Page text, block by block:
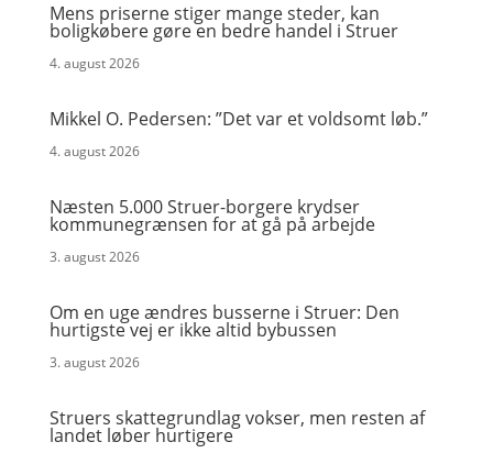
Mens priserne stiger mange steder, kan
boligkøbere gøre en bedre handel i Struer
4. august 2026
Mikkel O. Pedersen: ”Det var et voldsomt løb.”
4. august 2026
Næsten 5.000 Struer-borgere krydser
kommunegrænsen for at gå på arbejde
3. august 2026
Om en uge ændres busserne i Struer: Den
hurtigste vej er ikke altid bybussen
3. august 2026
Struers skattegrundlag vokser, men resten af
landet løber hurtigere